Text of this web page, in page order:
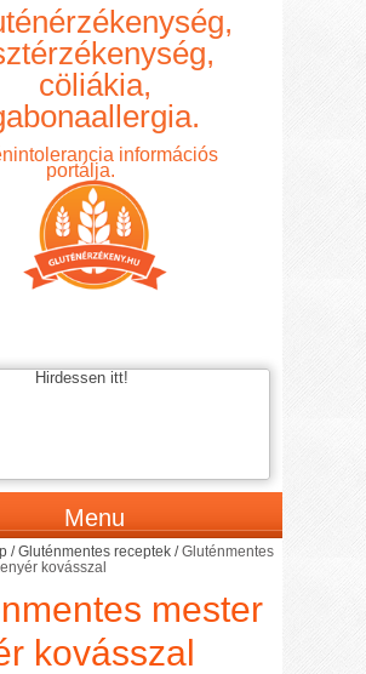
cöliákia,
információs
portálja.
Hirdessen itt!
Menu
/Gluténmentes receptek /Gluténmentes
kovásszal
mester
kovásszal